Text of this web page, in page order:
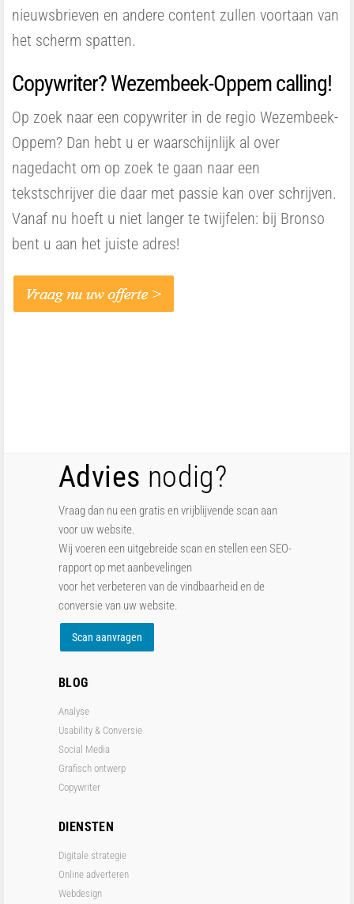
nieuwsbrieven en andere content zullen voortaan van
het scherm spatten.
Copywriter? Wezembeek-Oppem calling!
Op zoek naar een copywriter in de regio Wezembeek-
Oppem? Dan hebt u er waarschijnlijk al over
nagedacht om op zoek te gaan naar een
tekstschrijver die daar met passie kan over schrijven.
Vanaf nu hoeft u niet langer te twijfelen: bij Bronso
bent u aan het juiste adres!
Advies nodig?
Vraag dan nu een gratis en vrijblijvende scan aan
voor uw website.
Wij voeren een uitgebreide scan en stellen een SEO-
rapport op met aanbevelingen
voor het verbeteren van de vindbaarheid en de
conversie van uw website.
Scan aanvragen
BLOG
Analyse
Usability & Conversie
Social Media
Grafisch ontwerp
Copywriter
DIENSTEN
Digitale strategie
Online adverteren
Webdesign